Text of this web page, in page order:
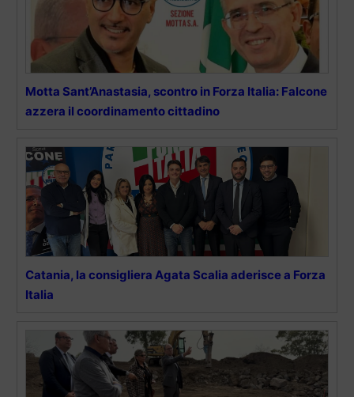
Motta Sant’Anastasia, scontro in Forza Italia: Falcone
azzera il coordinamento cittadino
Catania, la consigliera Agata Scalia aderisce a Forza
Italia